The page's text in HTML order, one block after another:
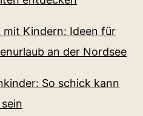
mit Kindern: Ideen für
an der Nordsee
So schick kann